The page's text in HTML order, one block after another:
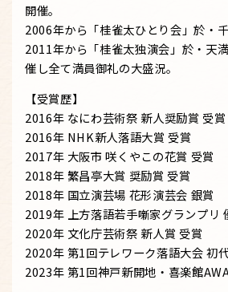
開催。
2006年から「桂雀太ひとり会」於・
2011年から「桂雀太独演会」於・天
催し全て満員御礼の大盛況。
【受賞歴】
2016年 なにわ芸術祭 新人奨励賞 受賞
2016年 NHK新人落語大賞 受賞
2017年 大阪市 咲くやこの花賞 受賞
2018年 繁昌亭大賞 奨励賞 受賞
2018年 国立演芸場 花形演芸会 銀賞
2019年 上方落語若手噺家グランプリ
2020年 文化庁芸術祭 新人賞 受賞
2020年 第1回テレワーク落語大会 初
2023年 第1回神戸新開地・喜楽館